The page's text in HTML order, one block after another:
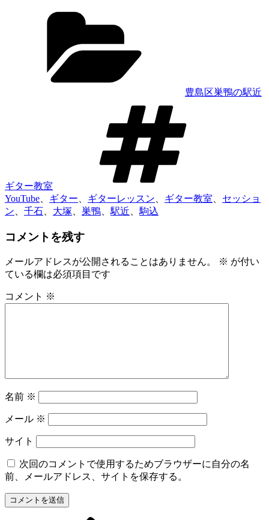
豊島区巣鴨の駅近
ギター教室
YouTube ギター ギターレッスン ギター教室
セッショ
ン
千石 大塚 巣鴨 駅近 駒込
コメントを残す
メールアドレスが公開されることはありません。 ※ が付い
ている欄は必須項目です
コメント ※
名前 ※
メール ※
サイト
次回のコメントで使用するためブラウザーに自分の名
前、メールアドレス、サイトを保存する。